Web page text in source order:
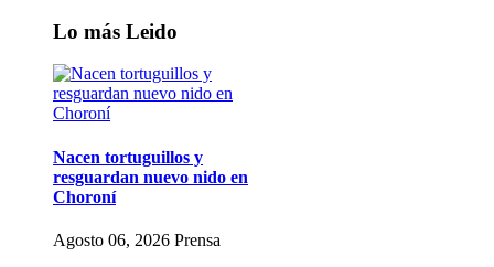
Lo más Leido
Nacen tortuguillos y
resguardan nuevo nido en
Choroní
Agosto 06, 2026 Prensa